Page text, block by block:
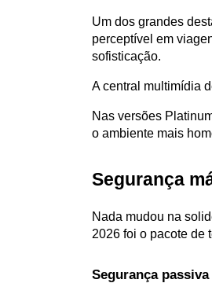
Um dos grandes
perceptível em
sofisticação.
A central multimídia
Nas versões
o ambiente mais
Segurança
Nada mudou na
2026 foi o pacote de
Segurança passiva